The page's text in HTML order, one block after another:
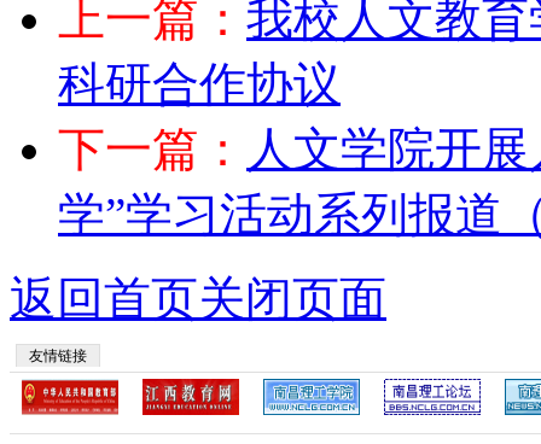
上一篇： 我校人文教
科研合作协议
下一篇： 人文学院开
学”学习活动系列报道
返回首页关闭页面
友情链接